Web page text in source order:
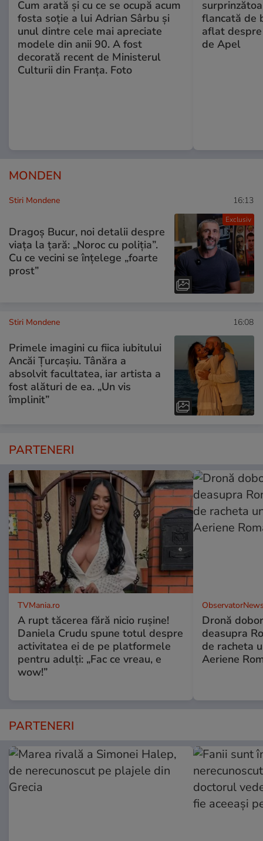
Cum arată și cu ce se ocupă acum
fosta soție a lui Adrian Sârbu și
unul dintre cele mai apreciate
modele din anii 90. A fost
decorată recent de Ministerul
Culturii din Franța. Foto
flancată de
aflat
de Apel
MONDEN
Exclusiv
Stiri Mondene 16:13
Dragoș Bucur, noi detalii despre
viața la țară: „Noroc cu poliția”.
Cu ce vecini se înțelege „foarte
prost”
Stiri Mondene 16:08
Primele imagini cu fiica iubitului
Ancăi Țurcașiu. Tânăra a
absolvit facultatea, iar artista a
fost alături de ea. „Un vis
împlinit”
PARTENERI
TVMania.ro
A rupt tăcerea fără nicio rușine!
Daniela Crudu spune totul despre
activitatea ei de pe platformele
pentru adulți: „Fac ce vreau, e
wow!”
Dronă
deasupra
de racheta
Aeriene
PARTENERI